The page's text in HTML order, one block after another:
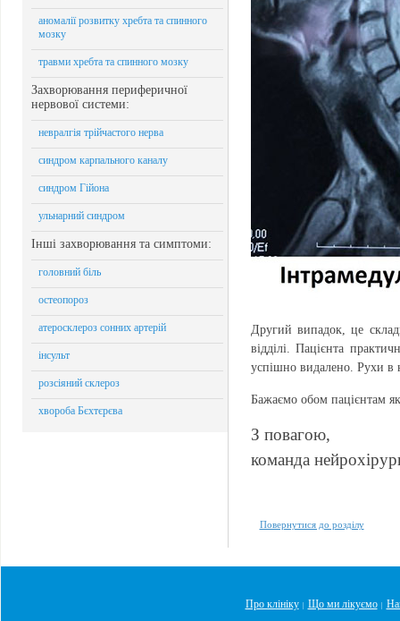
Другий випадок, це
відділі. Пацієнта
успішно видалено. Рухи в
Бажаємо обом пацієнтам
З повагою,
команда
Повернутися до розділу
аномалії розвитку хребта та спинного
мозку
травми хребта та спинного мозку
Захворювання периферичної
нервової системи:
невралгія трійчастого нерва
синдром карпального каналу
синдром Гійона
ульнарний синдром
Інші захворювання та симптоми:
головний біль
остеопороз
атеросклероз сонних артерій
інсульт
розсіяний склероз
хвороба Бєхтєрєва
Про клініку| Що ми лікуємо|